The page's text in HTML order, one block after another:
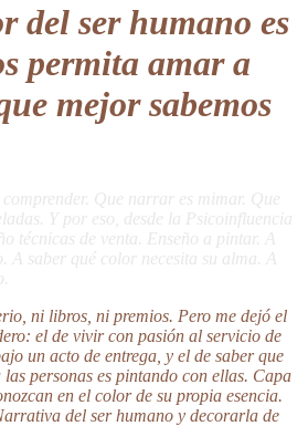
del ser humano es
permita amar a
mejor sabemos
Que narrar es mimar. Que
Y por eso, desde la Psicoinfluencia
técnicas de venta. Enseño a pintar. A
A saber qué color necesita su alma. A
ni libros, ni premios. Pero me dejó el
el de vivir con pasión al servicio de
un acto de entrega, y el de saber que
personas es pintando con ellas. Capa
en el color de su propia esencia.
del ser humano y decorarla de